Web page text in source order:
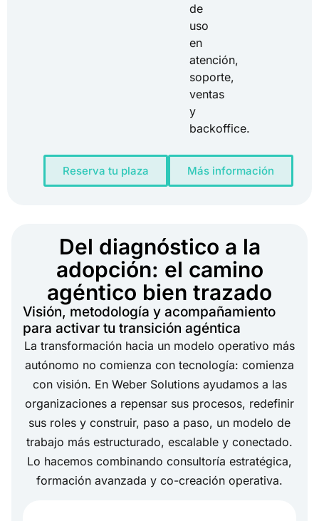
Más información
Reserva tu plaza
de
uso
en
atención,
soporte,
ventas
y
backoffice.
Del diagnóstico a la
adopción: el camino
agéntico bien trazado
Visión, metodología y acompañamiento
para activar tu transición agéntica
La transformación hacia un modelo operativo más
autónomo no comienza con tecnología: comienza
con visión. En Weber Solutions ayudamos a las
organizaciones a repensar sus procesos, redefinir
sus roles y construir, paso a paso, un modelo de
trabajo más estructurado, escalable y conectado.
Lo hacemos combinando consultoría estratégica,
formación avanzada y co-creación operativa.